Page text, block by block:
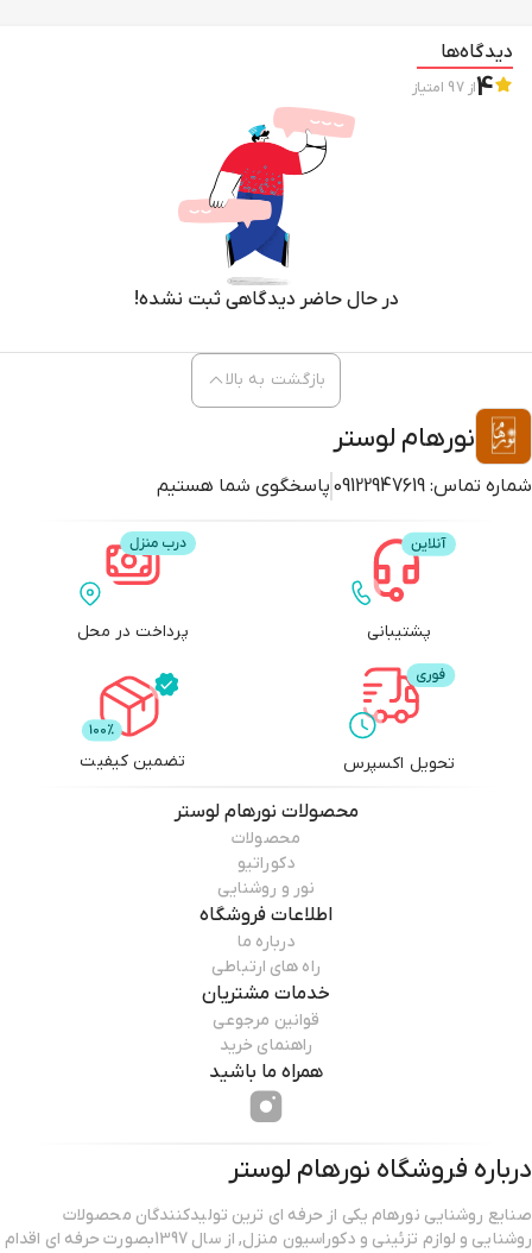
دیدگاه‌ها
4از97 امتیاز
در حال حاضر دیدگاهی ثبت نشده!
نورهام لوستر
شماره تماس: 09122947619 پاسخگوی شما هستیم
بازگشت به بالا
پشتیبانی پرداخت در محل
تحویل اکسپرس تضمین کیفیت
محصولات نورهام لوستر
محصولات
دکوراتیو
نور و روشنایی
اطلاعات فروشگاه
درباره ما
راه های ارتباطی
خدمات مشتریان
قوانین مرجوعی
راهنمای خرید
همراه ما باشید
درباره فروشگاه نورهام لوستر
صنایع روشنایی نورهام یکی از حرفه ای ترین تولیدکنندگان محصولات
روشنایی و لوازم تزئینی و دکوراسیون منزل, از سال 1397بصورت حرفه ای اقدام